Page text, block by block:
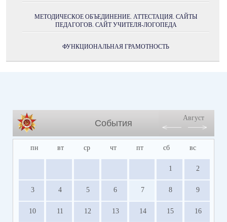
МЕТОДИЧЕСКОЕ ОБЪЕДИНЕНИЕ. АТТЕСТАЦИЯ. САЙТЫ
ПЕДАГОГОВ. САЙТ УЧИТЕЛЯ-ЛОГОПЕДА
ФУНКЦИОНАЛЬНАЯ ГРАМОТНОСТЬ
События
Август
пн вт ср чт пт сб вс
1 2
3 4 5 6 7 8 9
10 11 12 13 14 15 16